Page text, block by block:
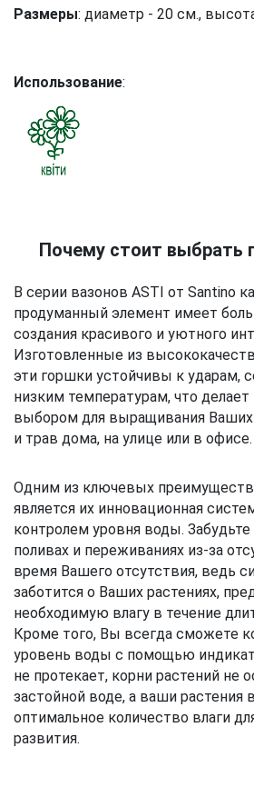
Размеры: диаметр - 20 см.,
Использование:
Почему стоит выбрать
В серии вазонов ASTI от Santino
продуманный элемент имеет
создания красивого и уютного
Изготовленные из
эти горшки устойчивы к ударам,
низким температурам, что
выбором для выращивания
и трав дома, на улице или в офисе.
Одним из ключевых преимуществ
является их инновационная
контролем уровня воды.
поливах и переживаниях из-за
время Вашего отсутствия, ведь
заботится о Ваших растениях,
необходимую влагу в течение
Кроме того, Вы всегда сможете
уровень воды с помощью
не протекает, корни растений не
застойной воде, а ваши растения
оптимальное количество влаги
развития.